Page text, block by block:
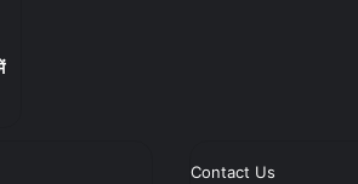
Contact Us